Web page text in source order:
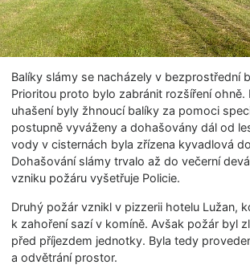
Balíky slámy se nacházely v bezprostřední
Prioritou proto bylo zabránit rozšíření ohně.
uhašení byly žhnoucí balíky za pomoci
postupně vyváženy a dohašovány dál od
vody v cisternách byla zřízena kyvadlová
Dohašování slámy trvalo až do večerní
vzniku požáru vyšetřuje Policie.
Druhý požár vznikl v pizzerii hotelu Lužan,
k zahoření sazí v komíně. Avšak požár byl
před příjezdem jednotky. Byla tedy
a odvětrání prostor.